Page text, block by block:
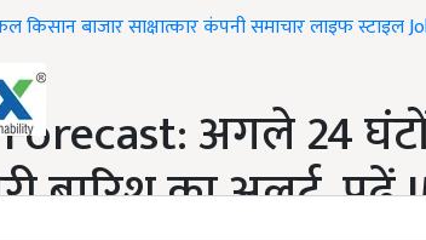
किसानबाजारसाक्षात्कारकंपनी समाचारलाइफ स्टाइल
अगले 24
बारिश का अलर्ट,